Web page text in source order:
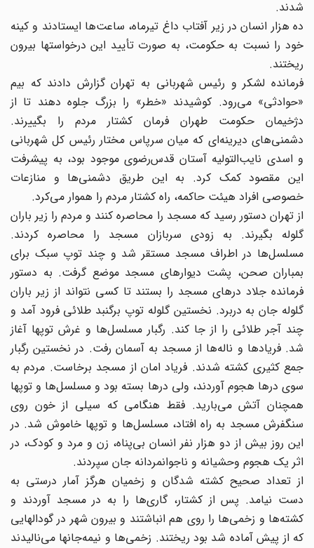
شدند.
ده هزار انسان در زیر آفتاب داغ تیرماه، ساعت‌ها ایستادند و کینه
خود را نسبت به حکومت، به صورت تأیید این درخواستها بیرون
ریختند.
فرمانده لشکر و رئیس شهربانی به تهران گزارش دادند که بیم
«حوادثی» می‌رود. کوشیدند «خطر» را بزرگ جلوه دهند تا از
دژخیمان حکومت طهران فرمان کشتار مردم را بگییرند.
دشمنی‌های دیرینه‌ای که میان سرپاس مختار رئیس کل شهربانی
و اسدی نایب‌التولیه آستان قدس‌رضوی موجود بود، به پیشرفت
این مقصود کمک کرد. به این طریق دشمنی‌ها و منازعات
خصوصی افراد هیئت حاکمه، راه کشتار مردم را هموار می‌کرد.
از تهران دستور رسید که مسجد را محاصره کنند و مردم را زیر باران
گلوله بگیرند. به زودی سربازان مسجد را محاصره کردند.
مسلسل‌ها در اطراف مسجد مستقر شد و چند توپ سبک برای
بمباران صحن، پشت دیوارهای مسجد موضع گرفت. به دستور
فرمانده جلاد درهای مسجد را بستند تا کسی نتواند از زیر باران
گلوله جان به دربرد. نخستین گلوله توپ برگنبد طلائی فرود آمد و
چند آجر طلائی را از جا کند. رگبار مسلسل‌ها و غرش توپها آغاز
شد. فریادها و ناله‌ها از مسجد به آسمان رفت. در نخستین رگبار
جمع کثیری کشته شدند. فریاد امان از مسجد برخاست. مردم به
سوی درها هجوم آوردند، ولی درها بسته بود و مسلسل‌ها و توپها
همچنان آتش می‌بارید. فقط هنگامی که سیلی از خون روی
سنگفرش مسجد به راه افتاد، مسلسل‌ها و توپها خاموش شد. در
این روز بیش از دو هزار نفر انسان بی‌پناه، زن و مرد و کودک، در
اثر یک هجوم وحشیانه و ناجوانمردانه جان سپردند.
از تعداد صحیح کشته شدگان و زخمیان هرگز آمار درستی به
دست نیامد. پس از کشتار، گاری‌ها را به در مسجد آوردند و
کشته‌ها و زخمی‌ها را روی هم انباشتند و بیرون شهر در گودالهایی
که از پیش آماده شد بود ریختند. زخمی‌ها و نیمه‌جانها می‌نالیدند